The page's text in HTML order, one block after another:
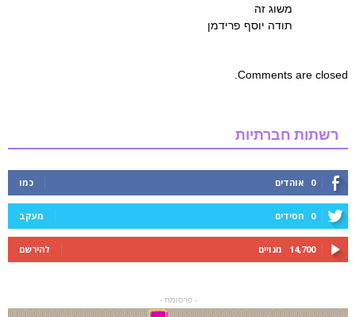
משוג זה
תודה יוסף פרידמן
Comments are closed.
רשתות חברתיות
0 אוהדים כמו
0 חסידים מעקב
14,700 מנויים להירשם
- פרסומת -